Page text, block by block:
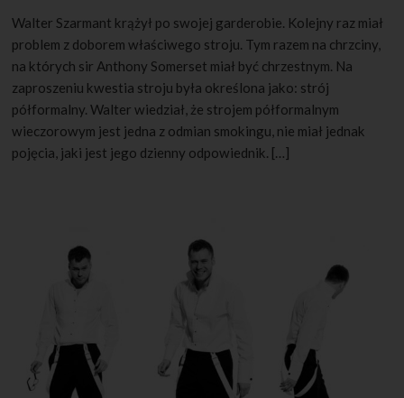
Walter Szarmant krążył po swojej garderobie. Kolejny raz miał
problem z doborem właściwego stroju. Tym razem na chrzciny,
na których sir Anthony Somerset miał być chrzestnym. Na
zaproszeniu kwestia stroju była określona jako: strój
półformalny. Walter wiedział, że strojem półformalnym
wieczorowym jest jedna z odmian smokingu, nie miał jednak
pojęcia, jaki jest jego dzienny odpowiednik. […]